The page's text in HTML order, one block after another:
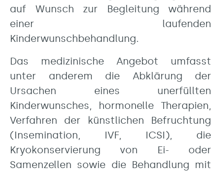
auf Wunsch zur Begleitung während
einer laufenden
Kinderwunschbehandlung.
Das medizinische Angebot umfasst
unter anderem die Abklärung der
Ursachen eines unerfüllten
Kinderwunsches, hormonelle Therapien,
Verfahren der künstlichen Befruchtung
(Insemination, IVF, ICSI), die
Kryokonservierung von Ei- oder
Samenzellen sowie die Behandlung mit